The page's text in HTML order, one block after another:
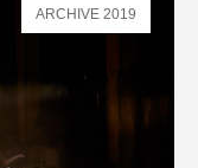
ARCHIVE 2019